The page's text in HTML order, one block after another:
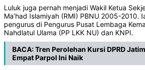
Luluk juga pernah menjadi Wakil Ketua
Ma’had Islamiyah (RMI) PBNU 2005-2010.
pengurus di Pengurus Pusat Lembaga
Nahdlatul Ulama (PP LKK NU) dan KNPI.
BACA:Tren Perolehan Kursi DPRD
Empat Parpol Ini Naik